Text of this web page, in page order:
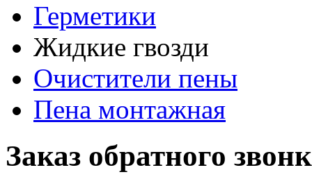
Герметики
Жидкие гвозди
Очистители пены
Пена монтажная
Заказ обратного